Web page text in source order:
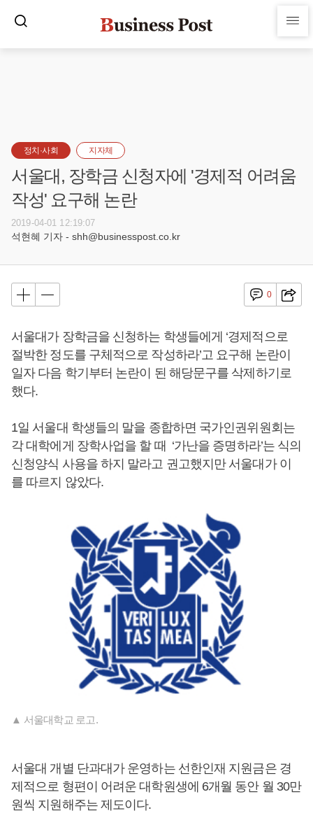
정치·사회 지자체
서울대, 장학금 신청자에 '경제적 어려움
작성' 요구해 논란
2019-04-01 12:19:07
석현혜 기자 - shh@businesspost.co.kr
0
서울대가 장학금을 신청하는 학생들에게 ‘경제적으로
절박한 정도를 구체적으로 작성하라’고 요구해 논란이
일자 다음 학기부터 논란이 된 해당문구를 삭제하기로
했다.
1일 서울대 학생들의 말을 종합하면 국가인권위원회는
각 대학에게 장학사업을 할 때 ‘가난을 증명하라’는 식의
신청양식 사용을 하지 말라고 권고했지만 서울대가 이
를 따르지 않았다.
▲ 서울대학교 로고.
서울대 개별 단과대가 운영하는 선한인재 지원금은 경
제적으로 형편이 어려운 대학원생에 6개월 동안 월 30만
원씩 지원해주는 제도이다.